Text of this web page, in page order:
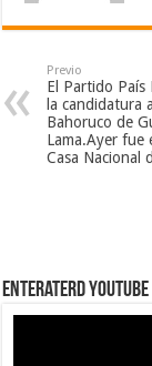
Previo
El Partido País
la candidatura
Bahoruco de
Lama.Ayer fue
Casa Nacional
EnterateRD YOUTUBE